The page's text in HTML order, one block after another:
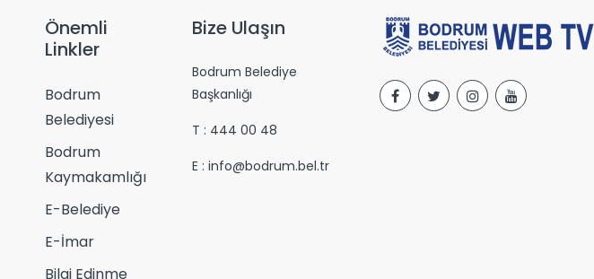
Önemli
Linkler
Bodrum
Belediyesi
Bodrum
Kaymakamlığı
E-Belediye
E-İmar
Bilgi Edinme
Bize Ulaşın
Bodrum Belediye
Başkanlığı
T : 444 00 48
E : info@bodrum.bel.tr